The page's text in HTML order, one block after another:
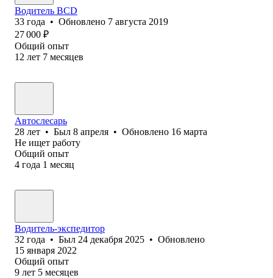
Водитель BCD
33 года • Обновлено 7 августа 2019
27 000 ₽
Общий опыт
12 лет 7 месяцев
Автослесарь
28 лет • Был 8 апреля • Обновлено 16 марта
Не ищет работу
Общий опыт
4 года 1 месяц
Водитель-экспедитор
32 года • Был 24 декабря 2025 • Обновлено
15 января 2022
Общий опыт
9 лет 5 месяцев